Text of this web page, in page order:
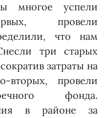
многое успели
провели
что нам
три старых
затраты на
вторых, провели
фонда.
в районе за